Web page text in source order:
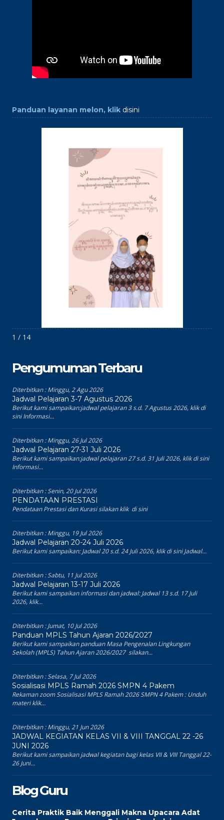
Panduan layanan melon, klik disini
1 / 14
Pengumuman Terbaru
Diterbitkan :Minggu, 2 Agu 2026
Jadwal Pelajaran 3-7 Agustus 2026
Berikut kami sampaikan:jadwal pelajaran 3 s.d. 7 Agustus 2026, klik di
sini Informasi...
Diterbitkan :Minggu, 26 Jul 2026
Jadwal Pelajaran 27-31 Juli 2026
Berikut kami sampaikan:jadwal pelajaran 27 s.d. 31 Juli 2026, klik di sini
Informasi...
Diterbitkan :Senin, 20 Jul 2026
PENDATAAN PRESTASI
Pendataan Prestasi dan Kurasi silakan klik di sini
Diterbitkan :Minggu, 19 Jul 2026
Jadwal Pelajaran 20-24 Juli 2026
Berikut kami sampaikan: Jadwal 20 s.d. 24 Juli 2026, klik di sini Jadwal...
Diterbitkan :Sabtu, 11 Jul 2026
Jadwal Pelajaran 13-17 Juli 2026
Berikut kami sampaikan informasi dan jadwal: Jadwal 13 s.d. 17 Juli
2026, klik...
Diterbitkan :Jumat, 10 Jul 2026
Panduan MPLS Tahun Ajaran 2026/2027
Berikut kami sampaikan panduan Masa Pengenalan Lingkungan
Sekolah (MPLS) Tahun Ajaran 2026/2027 silakan...
Diterbitkan :Selasa, 7 Jul 2026
Sosialisasi MPLS Ramah 2026 SMPN 4 Pakem
Rekaman zoom Sosialisasi MPLS Ramah 2026 SMPN 4 Pakem : Unduh
materi klik...
Diterbitkan :Minggu, 21 Jun 2026
JADWAL KEGIATAN KELAS VII & VIII TANGGAL 22 -26
JUNI 2026
Berikut kami sampaikan jadwal kegiatan bagi kelas VII & VIII Tanggal 22-
26 Juni...
Blog Guru
Cerita Praktik Baik Menggali Makna Upacara Adat